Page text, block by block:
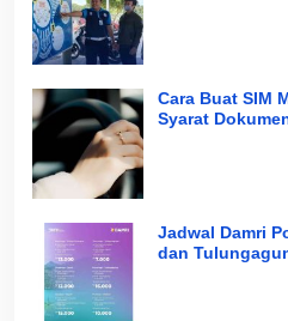
Cara Buat SIM
Syarat
Jadwal Damri
dan